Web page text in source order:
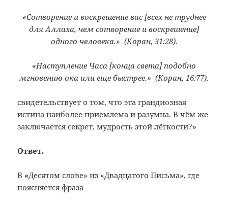
«Сотворение и воскрешение вас [всех не труднее
для Аллаха, чем сотворение и воскрешение]
одного человека.» (Коран, 31:28).
«Наступление Часа [конца света] подобно
мгновению ока или еще быстрее.» (Коран, 16:77).
свидетельствует о том, что эта грандиозная
истина наиболее приемлема и разумна. В чём же
заключается секрет, мудрость этой лёгкости?»
Ответ.
В «Десятом слове» из «Двадцатого Письма», где
поясняется фраза